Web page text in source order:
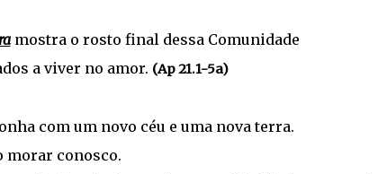
mostra o rosto final dessa Comunidade
a viver no amor. (Ap 21.1-5a)
com um novo céu e uma nova terra.
morar conosco.